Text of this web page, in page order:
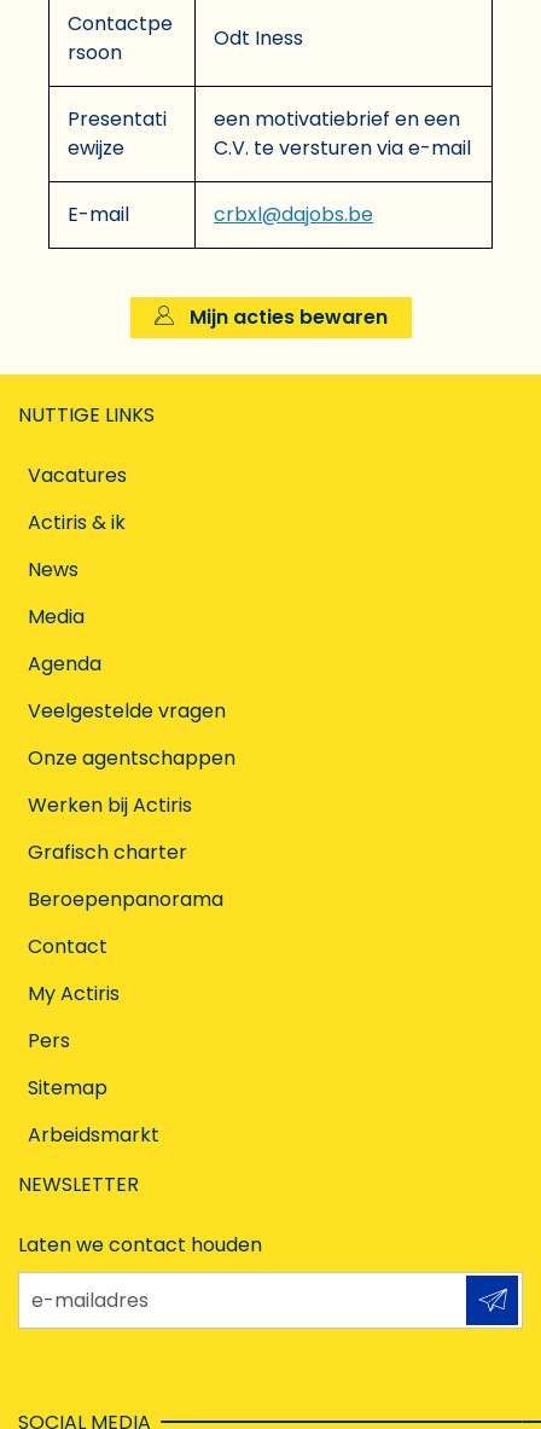
Contactpe
rsoon
Odt Iness
Presentati
ewijze
een motivatiebrief en een
C.V. te versturen via e-mail
E-mail crbxl@dajobs.be
Mijn acties bewaren
NUTTIGE LINKS
Vacatures
Actiris & ik
News
Media
Agenda
Veelgestelde vragen
Onze agentschappen
Werken bij Actiris
Grafisch charter
Beroepenpanorama
Contact
My Actiris
Pers
Sitemap
Arbeidsmarkt
NEWSLETTER
Laten we contact houden
e-mailadres
SOCIAL MEDIA